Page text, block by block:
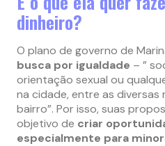
dinheiro?
O plano de governo de
busca por igualdade – ”
orientação sexual ou
na cidade, entre as diversas
bairro”. Por isso, suas
objetivo de criar
especialmente para